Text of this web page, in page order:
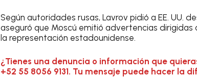
Según autoridades rusas, Lavrov pidió a EE. UU.
aseguró que Moscú emitió advertencias
la representación estadounidense.
¿Tienes una denuncia o información que
+52 55 8056 9131. Tu mensaje puede hacer la